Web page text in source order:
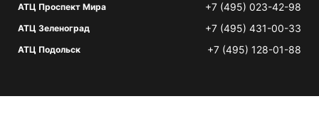
АТЦ Проспект Мира +7 (495) 023-42-98
АТЦ Зеленоград +7 (495) 431-00-33
АТЦ Подольск +7 (495) 128-01-88